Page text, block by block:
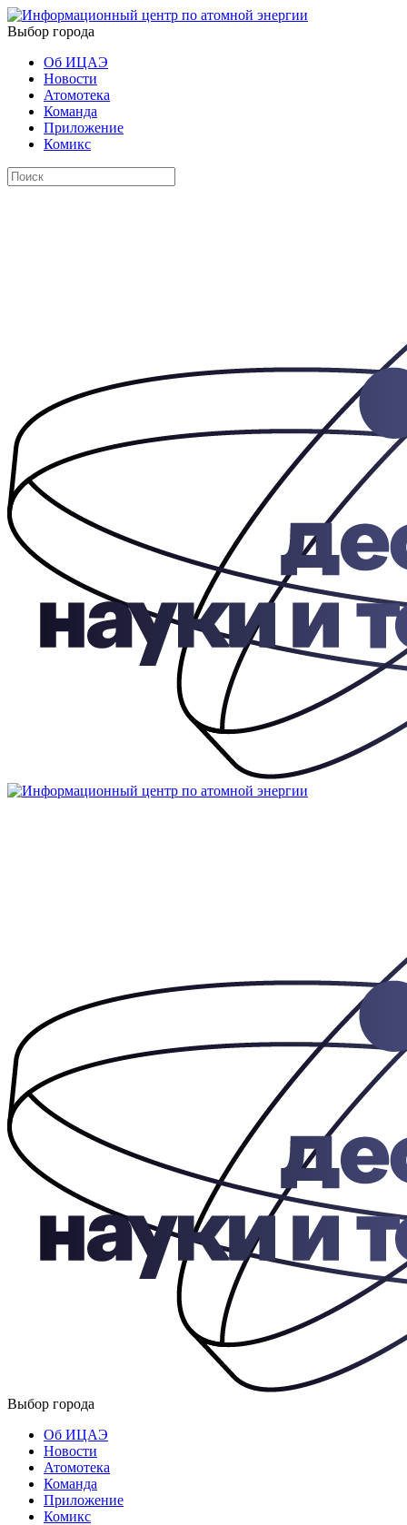
Выбор города
Об ИЦАЭ
Новости
Атомотека
Команда
Приложение
Комикс
Выбор города
Об ИЦАЭ
Новости
Атомотека
Команда
Приложение
Комикс